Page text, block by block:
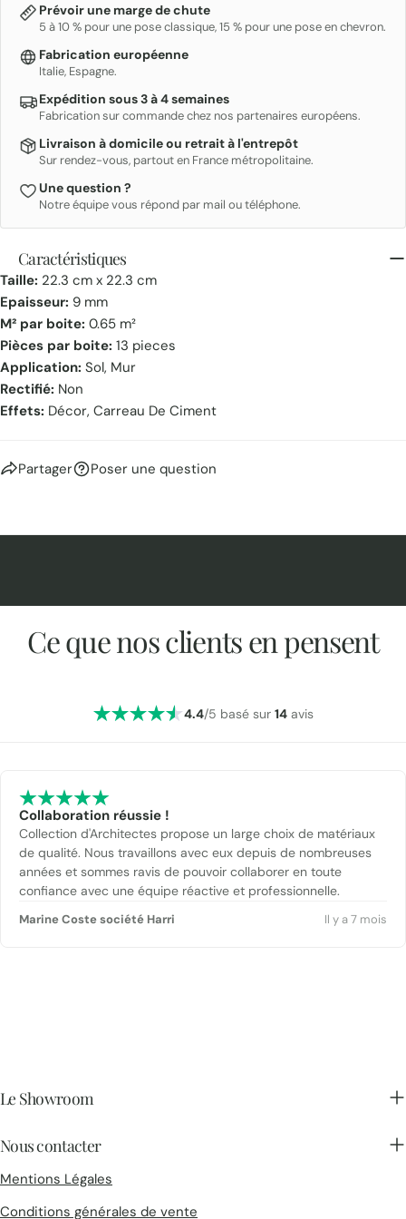
Prévoir une marge de chute
5 à 10 % pour une pose classique, 15 % pour une pose en chevron.
Fabrication européenne
Italie, Espagne.
Expédition sous 3 à 4 semaines
Fabrication sur commande chez nos partenaires européens.
Livraison à domicile ou retrait à l'entrepôt
Sur rendez-vous, partout en France métropolitaine.
Une question ?
Notre équipe vous répond par mail ou téléphone.
Caractéristiques
Taille: 22.3 cm x 22.3 cm
Epaisseur: 9 mm
M² par boite: 0.65 m²
Pièces par boite: 13 pieces
Application: Sol, Mur
Rectifié: Non
Effets: Décor, Carreau De Ciment
Partager Poser une question
Ce que nos clients en pensent
4.4/5 basé sur 14avis
Collaboration réussie !
Collection d'Architectes propose un large choix de matériaux
de qualité. Nous travaillons avec eux depuis de nombreuses
années et sommes ravis de pouvoir collaborer en toute
confiance avec une équipe réactive et professionnelle.
Marine Coste société Harri Il y a 7 mois
Le Showroom
Nous contacter
Mentions Légales
Conditions générales de vente